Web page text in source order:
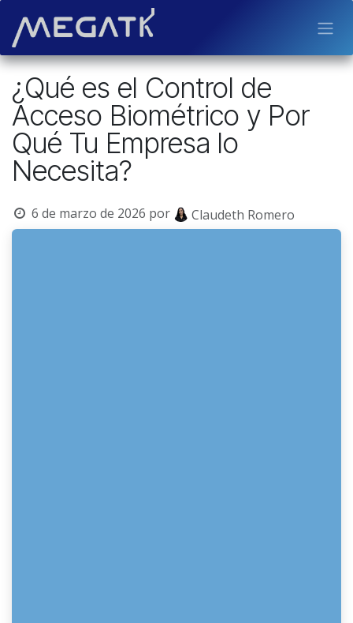
¿Qué es el Control de
Acceso Biométrico y Por
Qué Tu Empresa lo
Necesita?
6 de marzo de 2026 por Claudeth Romero